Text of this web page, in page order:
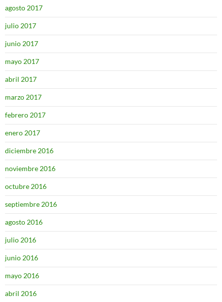
agosto 2017
julio 2017
junio 2017
mayo 2017
abril 2017
marzo 2017
febrero 2017
enero 2017
diciembre 2016
noviembre 2016
octubre 2016
septiembre 2016
agosto 2016
julio 2016
junio 2016
mayo 2016
abril 2016